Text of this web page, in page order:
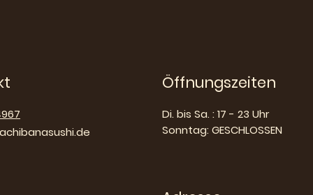
Öffnungszeiten
Di. bis Sa. : 17 - 23 Uhr
Sonntag: GESCHLOSSEN